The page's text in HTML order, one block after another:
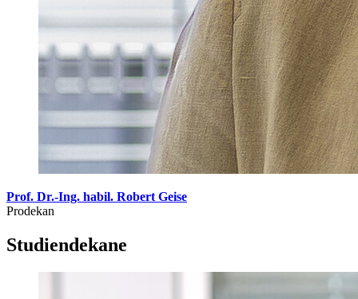
Prof. Dr.-Ing. habil. Robert Geise
Prodekan
Studiendekane